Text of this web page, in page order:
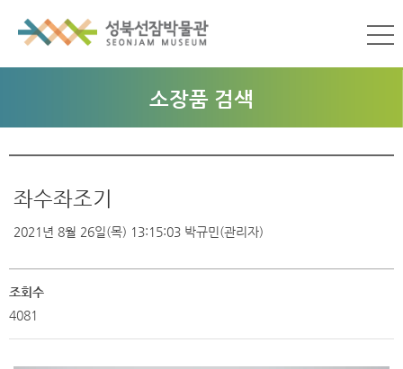
소장품 검색
좌수좌조기
2021년 8월 26일(목) 13:15:03 박규민(관리자)
조회수
4081